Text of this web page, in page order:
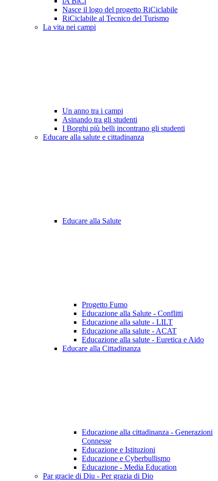
Nasce il logo del progetto RiCiclabile
RiCiclabile al Tecnico del Turismo
La vita nei campi
Un anno tra i campi
Asinando tra gli studenti
I Borghi più belli incontrano gli studenti
Educare alla salute e cittadinanza
Educare alla Salute
Progetto Fumo
Educazione alla Salute - Conflitti
Educazione alla salute - LILT
Educazione alla salute - ACAT
Educazione alla salute - Euretica e Aido
Educare alla Cittadinanza
Educazione alla cittadinanza - Generazioni
Connesse
Educazione e Istituzioni
Educazione e Cyberbullismo
Educazione - Media Education
Par gracie di Diu - Per grazia di Dio